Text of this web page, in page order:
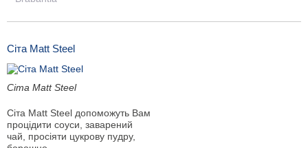
Сіта Matt Steel
Сіта Matt Steel
Сіта Matt Steel допоможуть Вам
процідити соуси, заварений
чай, просіяти цукрову пудру,